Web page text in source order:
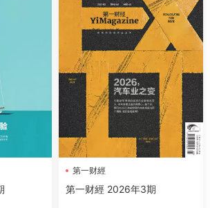
第一财經
第一财經 2026年3期